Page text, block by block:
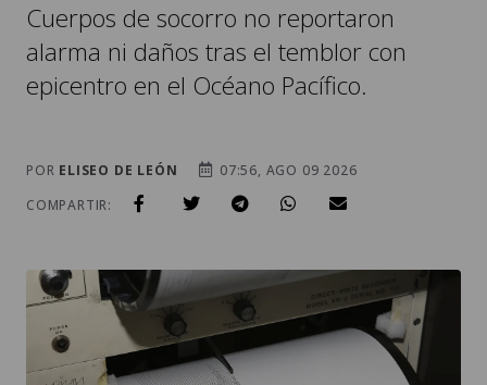
Cuerpos de socorro no reportaron
alarma ni daños tras el temblor con
epicentro en el Océano Pacífico.
POR ELISEO DE LEÓN
07:56, AGO 09 2026
COMPARTIR: